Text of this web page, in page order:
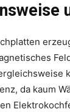
da kaum